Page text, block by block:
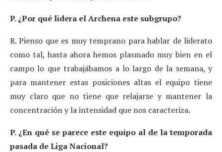
P. ¿Por qué lidera el Archena este subgrupo?
R. Pienso que es muy temprano para hablar de liderato
como tal, hasta ahora hemos plasmado muy bien en el
campo lo que trabajábamos a lo largo de la semana, y
para mantener estas posiciones altas el equipo tiene
muy claro que no tiene que relajarse y mantener la
concentración y la intensidad que nos caracteriza.
P. ¿En qué se parece este equipo al de la temporada
pasada de Liga Nacional?